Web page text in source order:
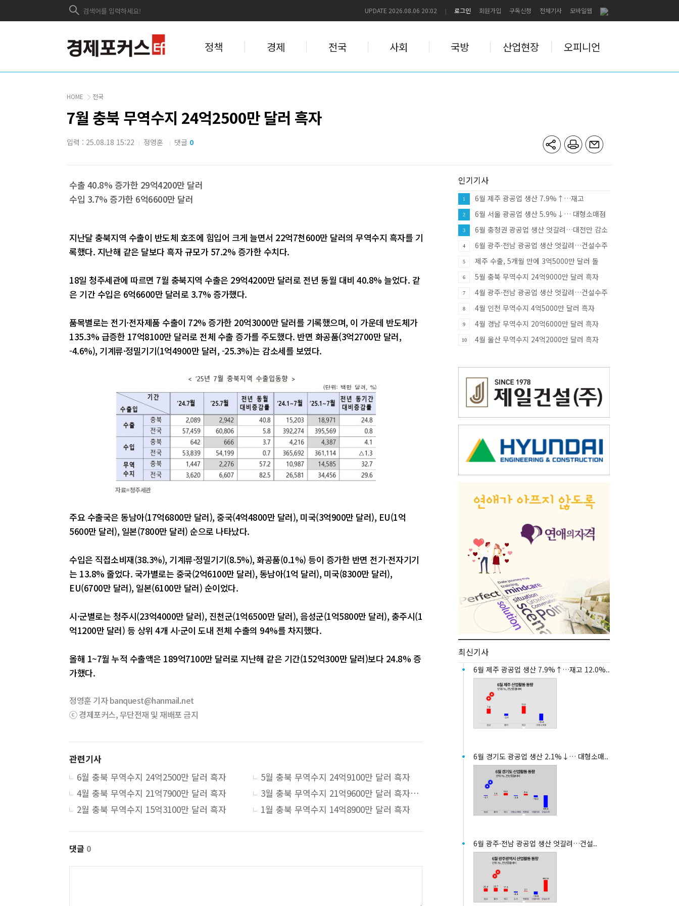
UPDATE 2026.08.06 20:02 로그인 회원가입 구독신청 전체기사 모바일웹
정책 경제 전국 사회 국방 산업현장 오피니언
HOME 전국
7월 충북 무역수지 24억2500만 달러 흑자
입력 : 25.08.18 15:22 | 정영훈 | 댓글 0
수출 40.8% 증가한 29억4200만 달러
수입 3.7% 증가한 6억6600만 달러
지난달 충북지역 수출이 반도체 호조에 힘입어 크게 늘면서 22억7천600만 달러의 무역수지 흑자를 기
록했다. 지난해 같은 달보다 흑자 규모가 57.2% 증가한 수치다.
18일 청주세관에 따르면 7월 충북지역 수출은 29억4200만 달러로 전년 동월 대비 40.8% 늘었다. 같
은 기간 수입은 6억6600만 달러로 3.7% 증가했다.
품목별로는 전기·전자제품 수출이 72% 증가한 20억3000만 달러를 기록했으며, 이 가운데 반도체가
135.3% 급증한 17억8100만 달러로 전체 수출 증가를 주도했다. 반면 화공품(3억2700만 달러,
-4.6%), 기계류·정밀기기(1억4900만 달러, -25.3%)는 감소세를 보였다.
자료=청주세관
주요 수출국은 동남아(17억6800만 달러), 중국(4억4800만 달러), 미국(3억900만 달러), EU(1억
5600만 달러), 일본(7800만 달러) 순으로 나타났다.
수입은 직접소비재(38.3%), 기계류·정밀기기(8.5%), 화공품(0.1%) 등이 증가한 반면 전기·전자기기
는 13.8% 줄었다. 국가별로는 중국(2억6100만 달러), 동남아(1억 달러), 미국(8300만 달러),
EU(6700만 달러), 일본(6100만 달러) 순이었다.
시·군별로는 청주시(23억4000만 달러), 진천군(1억6500만 달러), 음성군(1억5800만 달러), 충주시(1
억1200만 달러) 등 상위 4개 시·군이 도내 전체 수출의 94%를 차지했다.
올해 1~7월 누적 수출액은 189억7100만 달러로 지난해 같은 기간(152억300만 달러)보다 24.8% 증
가했다.
정영훈 기자 banquest@hanmail.net
ⓒ 경제포커스, 무단전재 및 재배포 금지
관련기사
6월 충북 무역수지 24억2500만 달러 흑자
5월 충북 무역수지 24억9100만 달러 흑자
4월 충북 무역수지 21억7900만 달러 흑자
3월 충북 무역수지 21억9600만 달러 흑자…반도체 수출 89.5%↑
2월 충북 무역수지 15억3100만 달러 흑자
1월 충북 무역수지 14억8900만 달러 흑자
댓글 0
인기기사
1
6월 제주 광공업 생산 7.9%↑…재고
12.0%↑·대형소매점 판매 10.8%
2
6월 서울 광공업 생산 5.9%↓… 대형소매점
판매 9.8%↑·건설수주 81.8%↑
3
6월 충청권 광공업 생산 엇갈려…대전만 감소
·충북 33.8% 증가
4
6월 광주·전남 광공업 생산 엇갈려…건설수주
급증
5
제주 수출, 5개월 만에 3억5000만 달러 돌
파…반도체가 견인
6 5월 충북 무역수지 24억9000만 달러 흑자
7
4월 광주·전남 광공업 생산 엇갈려…건설수주
증가세
8 4월 인천 무역수지 4억5000만 달러 흑자
9 4월 경남 무역수지 20억6000만 달러 흑자
10 4월 울산 무역수지 24억2000만 달러 흑자
최신기사
6월 제주 광공업 생산 7.9%↑…재고 12.0%..
6월 경기도 광공업 생산 2.1%↓… 대형소매..
6월 광주·전남 광공업 생산 엇갈려…건설..